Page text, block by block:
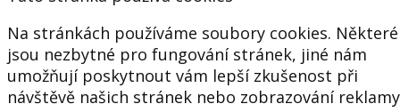
Na stránkách používáme soubory cookies. Některé
jsou nezbytné pro fungování stránek, jiné nám
umožňují poskytnout vám lepší zkušenost při
návštěvě našich stránek nebo zobrazování